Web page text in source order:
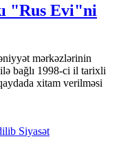
"Rus Evi"ni
mərkəzlərinin
bağlı 1998-ci il tarixli
xitam verilməsi
Siyasət